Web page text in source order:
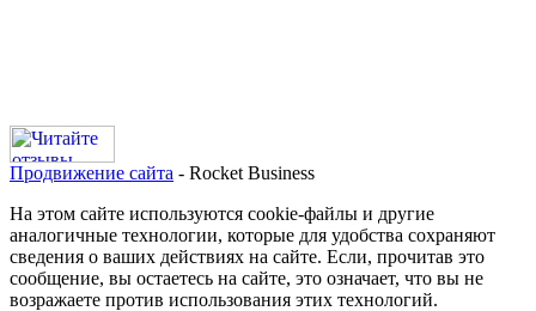
Продвижение сайта - Rocket Business
На этом сайте используются cookie-файлы и другие
аналогичные технологии, которые для удобства сохраняют
сведения о ваших действиях на сайте. Если, прочитав это
сообщение, вы остаетесь на сайте, это означает, что вы не
возражаете против использования этих технологий.